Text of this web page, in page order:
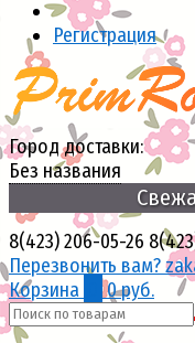
Регистрация
Город доставки:
Без названия
8(423) 206-05-26
Перезвонить вам?
Корзина
0 руб.